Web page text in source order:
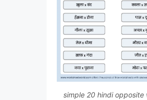
simple 20 hindi opposite